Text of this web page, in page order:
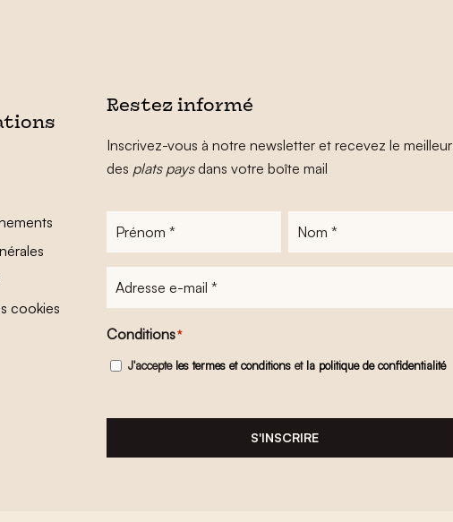
cookies
Restez informé
Inscrivez-vous à notre newsletter et recevez le meilleur
des plats paysdans votre boîte mail
Prénom Nom
Adresse
mail
Conditions*
J'accepte les termes et conditionset la politique de confidentialité
S'INSCRIRE